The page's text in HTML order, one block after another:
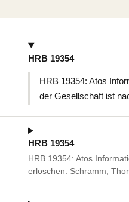
HRB 19354
HRB 19354: Atos
der Gesellschaft ist
HRB 19354
HRB 19354: Atos
erloschen: Schramm,